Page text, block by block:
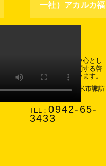
一社）アカルカ福
主に久留米市を中心とし
て障害児・者に関する啓
発活動を行っています。
〒830-0037 久留米市諏訪
TEL： 0942-65-
3433